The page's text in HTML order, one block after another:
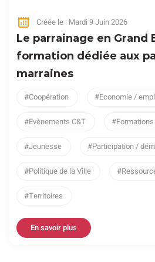
Créée le : Mardi 9 Juin 2026
Le parrainage en Grand
formation dédiée aux
marraines
Coopération Economie /
Evènements C&T
Jeunesse Participation /
Politique de la Ville
Territoires
En savoir plus